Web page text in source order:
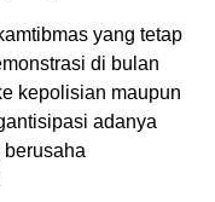
yang tetap
di bulan
kepolisian maupun
adanya